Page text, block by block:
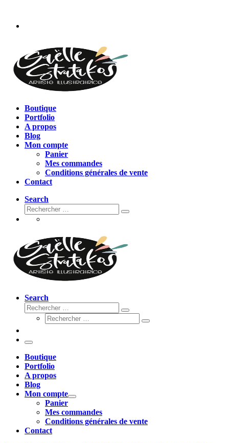
contenu
Boutique
Portfolio
A propos
Blog
Mon compte
Panier
Mes commandes
Conditions générales de vente
Contact
Search
Rechercher
Rechercher
Search
Rechercher
Rechercher
Rechercher
Rechercher
Menu
Boutique
Portfolio
A propos
Blog
Mon compte
Panier
Mes commandes
Conditions générales de vente
Contact